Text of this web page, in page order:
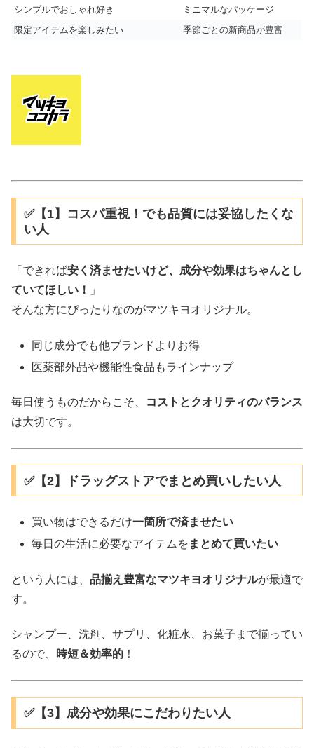
シンプルでおしゃれ好き
ミニマルなパッケージ
限定アイテムを楽しみたい
季節ごとの新商品が豊富
✅【1】コスパ重視！でも品質には妥協したくな
い人
「できれば安く済ませたいけど、成分や効果はちゃんとし
ていてほしい！
」
そんな方にぴったりなのがマツキヨオリジナル。
同じ成分でも他ブランドよりお得
医薬部外品や機能性食品もラインナップ
毎日使うものだからこそ、
コストとクオリティのバランス
は大切です。
✅【2】ドラッグストアでまとめ買いしたい人
買い物はできるだけ一箇所で済ませたい
毎日の生活に必要なアイテムを まとめて買いたい
という人には、 品揃え豊富なマツキヨオリジナルが最適で
す。
シャンプー、洗剤、サプリ、化粧水、お菓子まで揃ってい
るので、
時短＆効率的 ！
✅【3】成分や効果にこだわりたい人